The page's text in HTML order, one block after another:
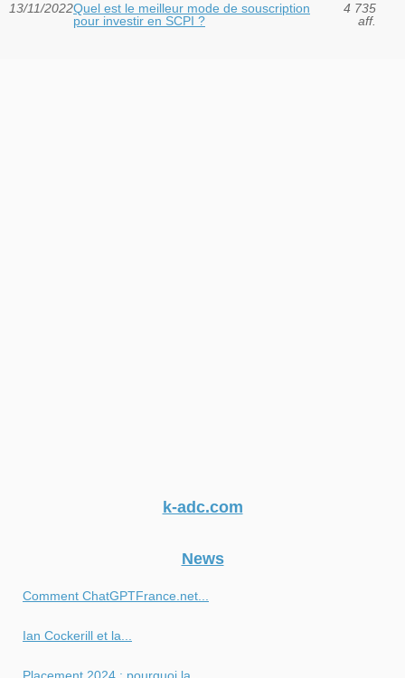
13/11/2022Quel est le meilleur mode de souscription
pour investir en SCPI ?
4 735
aff.
k-adc.com
News
Comment ChatGPTFrance.net...
Ian Cockerill et la...